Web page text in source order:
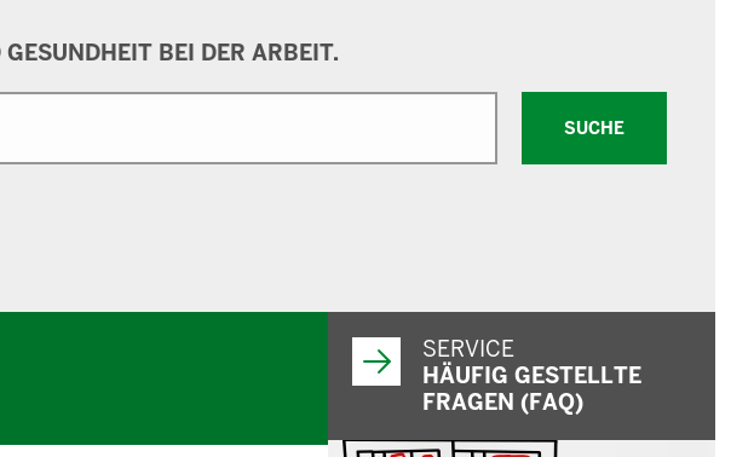
BEI DER ARBEIT.
SUCHE
SERVICE
HÄUFIG GESTELLTE
FRAGEN (FAQ)